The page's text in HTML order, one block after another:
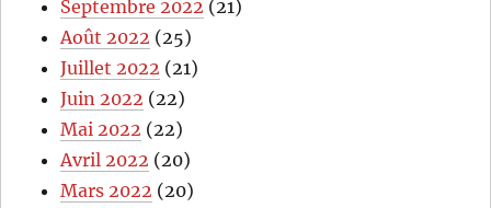
Septembre 2022 (21)
Août 2022 (25)
Juillet 2022 (21)
Juin 2022 (22)
Mai 2022 (22)
Avril 2022 (20)
Mars 2022 (20)